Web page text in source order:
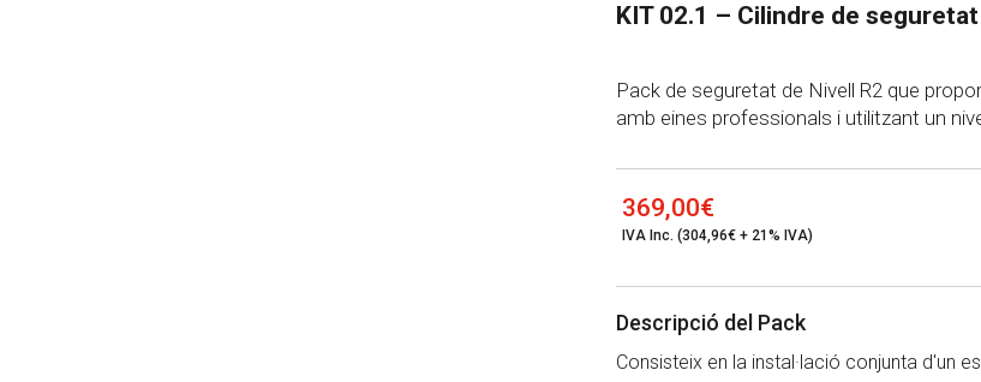
KIT 02.1 – Cilindre de
Pack de seguretat de Nivell R2 que
amb eines professionals i utilitzant un
369,00€
IVA Inc. (304,96€ + 21% IVA)
Descripció del Pack
Consisteix en la instal·lació conjunta d'un